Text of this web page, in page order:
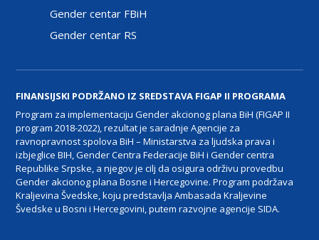
Gender centar FBiH
Gender centar RS
FINANSIJSKI PODRŽANO IZ SREDSTAVA FIGAP II PROGRAMA
Program za implementaciju Gender akcionog plana BiH (FIGAP II
program 2018-2022), rezultat je saradnje Agencije za
ravnopravnost spolova BiH – Ministarstva za ljudska prava i
izbjeglice BIH, Gender Centra Federacije BiH i Gender centra
Republike Srpske, a njegov je cilj da osigura održivu provedbu
Gender akcionog plana Bosne i Hercegovine. Program podržava
Kraljevina Švedske, koju predstavlja Ambasada Kraljevine
Švedske u Bosni i Hercegovini, putem razvojne agencije SIDA.